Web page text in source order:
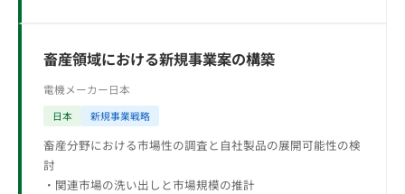
畜産領域における新規事業案の構築
電機メーカー日本
日本 新規事業戦略
畜産分野における市場性の調査と自社製品の展開可能性の検
討
・関連市場の洗い出しと市場規模の推計